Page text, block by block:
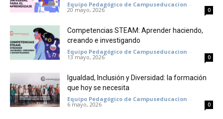
Equipo Pedagógico de Campuseducacion -
20 mayo, 2026 0
Competencias STEAM: Aprender haciendo,
creando e investigando
Equipo Pedagógico de Campuseducacion -
13 mayo, 2026 0
Igualdad, Inclusión y Diversidad: la formación
que hoy se necesita
Equipo Pedagógico de Campuseducacion -
6 mayo, 2026 0